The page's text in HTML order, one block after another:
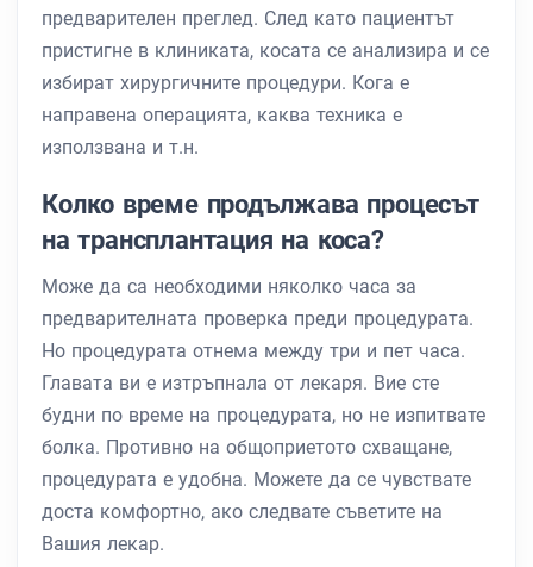
предварителен преглед. След като пациентът
пристигне в клиниката, косата се анализира и се
избират хирургичните процедури. Кога е
направена операцията, каква техника е
използвана и т.н.
Колко време продължава процесът
на трансплантация на коса?
Може да са необходими няколко часа за
предварителната проверка преди процедурата.
Но процедурата отнема между три и пет часа.
Главата ви е изтръпнала от лекаря. Вие сте
будни по време на процедурата, но не изпитвате
болка. Противно на общоприетото схващане,
процедурата е удобна. Можете да се чувствате
доста комфортно, ако следвате съветите на
Вашия лекар.